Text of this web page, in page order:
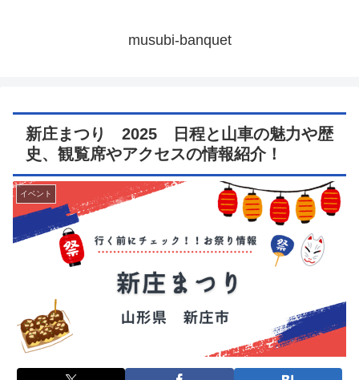
musubi-banquet
新庄まつり 2025 日程と山車の魅力や歴
史、観覧席やアクセスの情報紹介！
イベント